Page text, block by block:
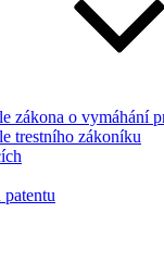
zákona o vymáhání
trestního zákoníku